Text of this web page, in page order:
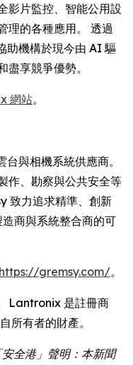
影片監控、智能公用設
理的各種應用。 透過
助機構於現今由 AI 驅
享競爭優勢。
網站。
與相機系統供應商。
作、勘察與公共安全等
致力追求精準、創新
商與系統整合商的可
https://gremsy.com/。
Lantronix 是註冊商
所有者的財產。
全港」聲明：本新聞